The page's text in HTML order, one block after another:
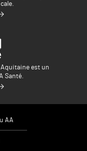
est un
Santé.
AA